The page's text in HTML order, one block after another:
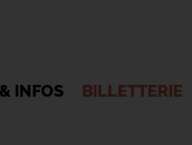
INFOS BILLETTERIE